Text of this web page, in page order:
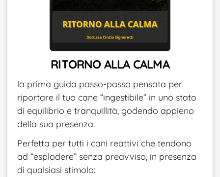
RITORNO ALLA CALMA
la prima guida passo-passo pensata per
riportare il tuo cane “ingestibile” in uno stato
di equilibrio e tranquillità, godendo appieno
della sua presenza.
Perfetta per tutti i cani reattivi che tendono
ad “esplodere” senza preavviso, in presenza
di qualsiasi stimolo: